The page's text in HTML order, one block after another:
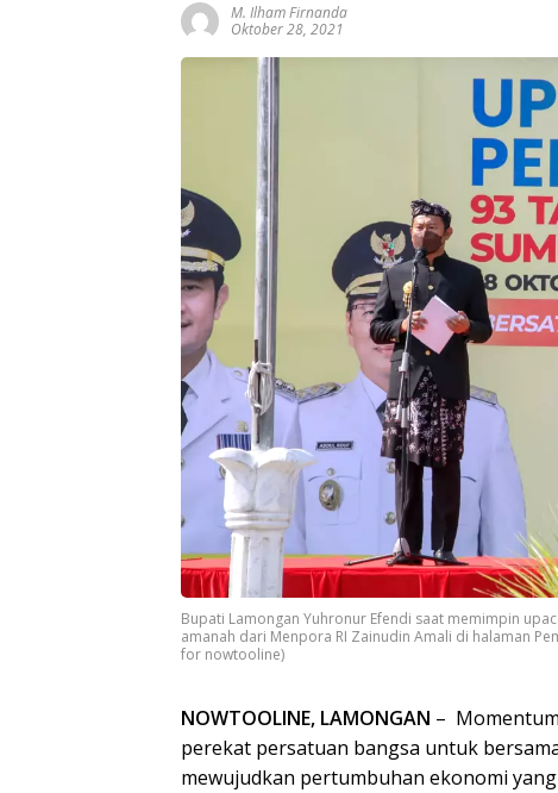
M. Ilham Firnanda
Oktober 28, 2021
Bupati Lamongan Yuhronur Efendi saat memimpin
amanah dari Menpora RI Zainudin Amali di halaman
for nowtooline)
NOWTOOLINE, LAMONGAN –
perekat persatuan bangsa untuk
mewujudkan pertumbuhan ekonomi